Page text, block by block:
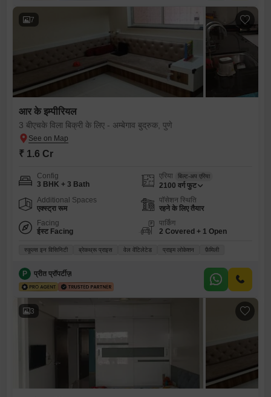
7
आर के इम्पीरियल
3 बीएचके विला बिक्री के लिए - अम्बेगाव बुद्रुक, पुणे
₹ 1.6 Cr
Config
3 BHK + 3 Bath
एरिया बिल्ट-अप एरिया
2100 वर्ग फुट
Additional Spaces
एक्स्ट्रा रूम
पॉसेशन स्थिति
रहने के लिए तैयार
Facing
ईस्ट Facing
पार्किंग
2 Covered + 1 Open
स्कूल्स इन विसिनिटी ब्रेकथ्रू प्राइस वेल वेंटिलेटेड प्राइम लोकेशन फ़ैमिली
P प्रीत प्रॉपर्टीज़
3